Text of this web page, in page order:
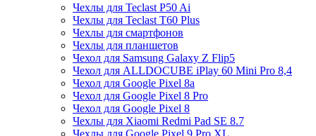
Чехлы для Teclast P50 Ai
Чехлы для Teclast T60 Plus
Чехлы для смартфонов
Чехлы для планшетов
Чехол для Samsung Galaxy Z Flip5
Чехол для ALLDOCUBE iPlay 60 Mini Pro 8,4
Чехол для Google Pixel 8a
Чехол для Google Pixel 8 Pro
Чехол для Google Pixel 8
Чехлы для Xiaomi Redmi Pad SE 8.7
Чехлы для Google Pixel 9 Pro XL